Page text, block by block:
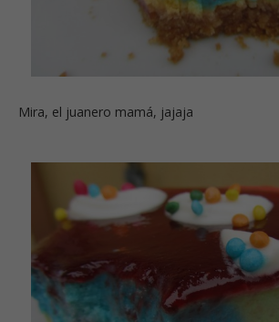
Mira, el juanero mamá, jajaja